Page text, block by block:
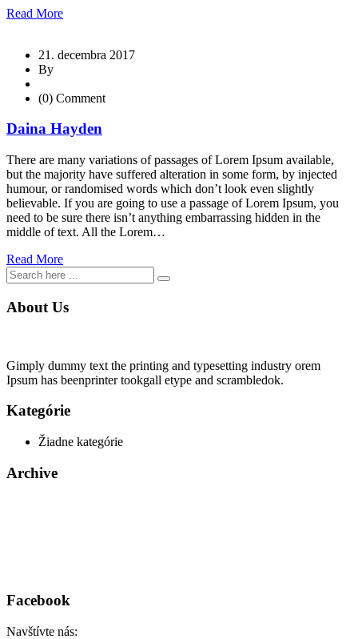
Read More
21. decembra 2017
By
(0) Comment
Daina Hayden
There are many variations of passages of Lorem Ipsum available,
but the majority have suffered alteration in some form, by injected
humour, or randomised words which don’t look even slightly
believable. If you are going to use a passage of Lorem Ipsum, you
need to be sure there isn’t anything embarrassing hidden in the
middle of text. All the Lorem…
Read More
About Us
Gimply dummy text the printing and typesetting industry orem
Ipsum has beenprinter tookgall etype and scrambledok.
Kategórie
Žiadne kategórie
Archive
Facebook
Navštívte nás: